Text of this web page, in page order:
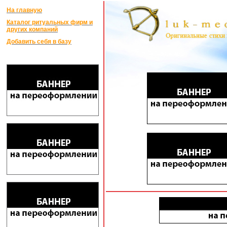
На главную
Каталог ритуальных фирм и
других компаний
Добавить себя в базу